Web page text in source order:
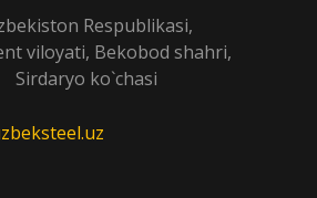
Respublikasi,
viloyati, Bekobod shahri,
Sirdaryo ko`chasi